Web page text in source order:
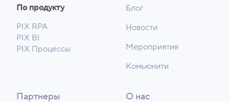
По продукту
PIX RPA
PIX BI
PIX Процессы
Блог
Новости
Мероприятия
Комьюнити
Партнеры О нас